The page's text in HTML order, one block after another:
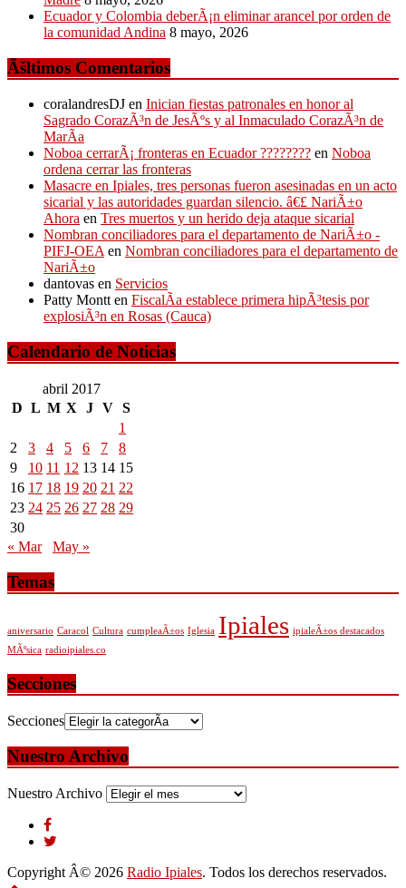
Ecuador y Colombia deberÃ¡n eliminar arancel por orden de
la comunidad Andina 8 mayo, 2026
Ãšltimos Comentarios
coralandresDJ en Inician fiestas patronales en honor al
Sagrado CorazÃ³n de JesÃºs y al Inmaculado CorazÃ³n de
MarÃ­a
Noboa cerrarÃ¡ fronteras en Ecuador ???????? en Noboa
ordena cerrar las fronteras
Masacre en Ipiales, tres personas fueron asesinadas en un acto
sicarial y las autoridades guardan silencio. â€£ NariÃ±o
Ahora en Tres muertos y un herido deja ataque sicarial
Nombran conciliadores para el departamento de NariÃ±o -
PIFJ-OEAen Nombran conciliadores para el departamento de
NariÃ±o
dantovas en Servicios
Patty Montten FiscalÃ­a establece primera hipÃ³tesis por
explosiÃ³n en Rosas (Cauca)
Calendario de Noticias
abril 2017
D L M X J V S
1
2
3 4 5 6 7
8
9
10 11 12 13 14 15
16 17 18 19 20 21 22
23 24 25 26 27 28 29
30
« Mar
May »
Temas
aniversario Caracol Cultura cumpleaÃ±os Iglesia Ipiales ipialeÃ±os destacados
MÃºsica radioipiales.co
Secciones
Secciones
Nuestro Archivo
Nuestro Archivo
Copyright Â© 2026 Radio Ipiales. Todos los derechos reservados.